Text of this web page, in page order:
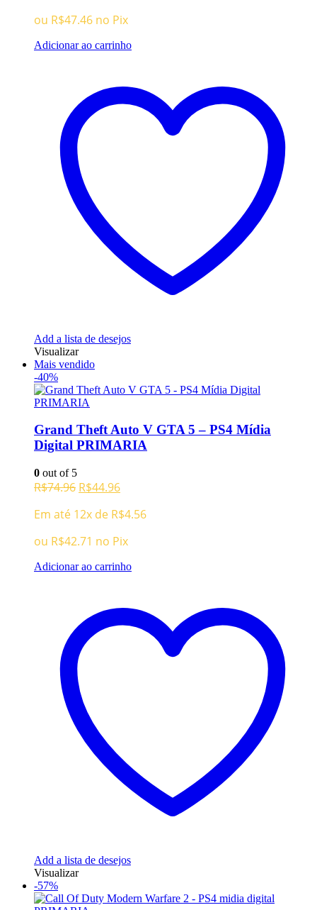
era:
R$149.96.R$49.96.
ou R$47.46 no Pix
Adicionar ao carrinho
Add a lista de desejos
Visualizar
Mais vendido
-40%
Grand Theft Auto V GTA 5 – PS4 Mídia
Digital PRIMARIA
0 out of 5
R$74.96 O
original
era:
R$74.96.
R$44.96O
atual
é:
R$44.96.
Em até 12x de R$4.56
ou R$42.71 no Pix
Adicionar ao carrinho
Add a lista de desejos
Visualizar
-57%